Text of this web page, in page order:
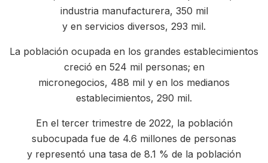
industria manufacturera, 350 mil
y en servicios diversos, 293 mil.
La población ocupada en los grandes establecimientos
creció en 524 mil personas; en
micronegocios, 488 mil y en los medianos
establecimientos, 290 mil.
En el tercer trimestre de 2022, la población
subocupada fue de 4.6 millones de personas
y representó una tasa de 8.1 % de la población